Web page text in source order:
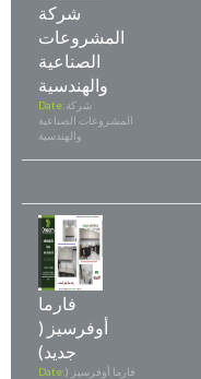
شركة
المشروعات
الصناعية
والهندسية
Date:شركة
المشروعات الصناعية
والهندسية
فارما
أوفرسيز (
جديد)
Date:فارما أوفرسيز (